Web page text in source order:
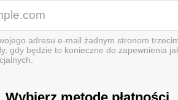
adresu e-mail żadnym stronom
gdy będzie to konieczne do zapewnienia